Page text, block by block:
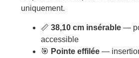
uniquement.
📏38,10 cm insérable —
accessible
🎯 Pointe effilée —